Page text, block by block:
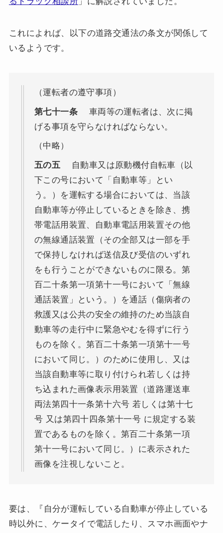
これによれば、以下の道路交通法の条文が関係して
いるようです。
（運転者の遵守事項）
第七十一条 車両等の運転者は、次に掲
げる事項を守らなければならない。
（中略）
五の五
自動車又は原動機付自転車（以
下この号において「自動車等」とい
う。）を運転する場合においては、当該
自動車等が停止しているときを除き、携
帯電話用装置、自動車電話用装置その他
の無線通話装置（その全部又は一部を手
で保持しなければ送信及び受信のいずれ
をも行うことができないものに限る。第
百二十条第一項第十一号において「無線
通話装置」という。）を通話（傷病者の
救護又は公共の安全の維持のため当該自
動車等の走行中に緊急やむを得ずに行う
ものを除く。第百二十条第一項第十一号
において同じ。）のために使用し、又は
当該自動車等に取り付けられ若しくは持
ち込まれた画像表示用装置（道路運送車
両法第四十一条第十六号 若しくは第十七
号 又は第四十四条第十一号 に規定する装
置であるものを除く。第百二十条第一項
第十一号において同じ。）に表示された
画像を注視しないこと。
要は、『自分が運転している自動車が停止している
時以外に、ケータイで電話したり、スマホ画面やナ